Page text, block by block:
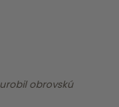
obrovskú